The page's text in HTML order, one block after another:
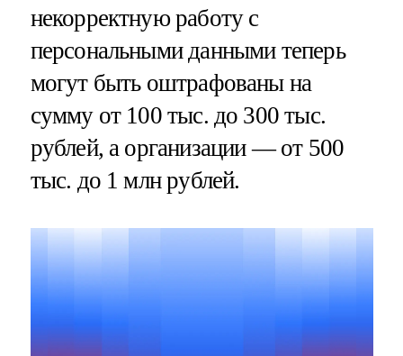
некорректную работу с
персональными данными теперь
могут быть оштрафованы на
сумму от 100 тыс. до 300 тыс.
рублей, а организации — от 500
тыс. до 1 млн рублей.